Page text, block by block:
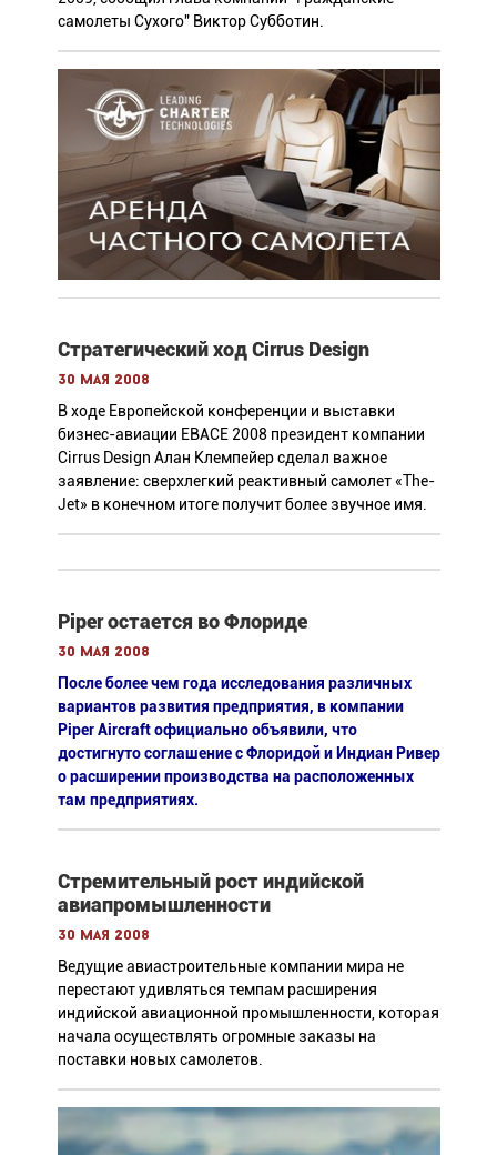
самолеты Сухого" Виктор Субботин.
Стратегический ход Cirrus Design
30 мая 2008
В ходе Европейской конференции и выставки
бизнес-авиации EBACE 2008 президент компании
Cirrus Design Алан Клемпейер сделал важное
заявление: сверхлегкий реактивный самолет «The-
Jet» в конечном итоге получит более звучное имя.
Piper остается во Флориде
30 мая 2008
После более чем года исследования различных
вариантов развития предприятия, в компании
Piper Aircraft официально объявили, что
достигнуто соглашение с Флоридой и Индиан Ривер
о расширении производства на расположенных
там предприятиях.
Стремительный рост индийской
авиапромышленности
30 мая 2008
Ведущие авиастроительные компании мира не
перестают удивляться темпам расширения
индийской авиационной промышленности, которая
начала осуществлять огромные заказы на
поставки новых самолетов.